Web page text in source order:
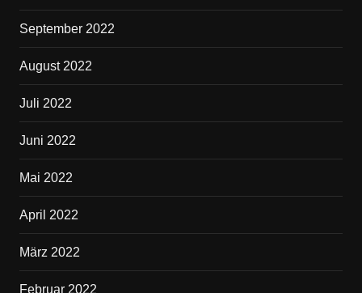
September 2022
August 2022
Juli 2022
Juni 2022
Mai 2022
April 2022
März 2022
Februar 2022